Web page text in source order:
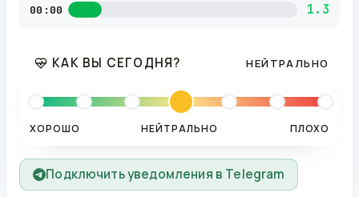
00:00 1.3
КАК ВЫ СЕГОДНЯ? НЕЙТРАЛЬНО
ХОРОШО НЕЙТРАЛЬНО ПЛОХО
Подключить уведомления в Telegram